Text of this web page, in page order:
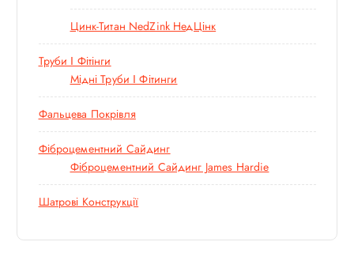
Цинк-Титан NedZink НедЦінк
Труби І Фітінги
Мідні Труби І Фітинги
Фальцева Покрівля
Фіброцементний Сайдинг
Фіброцементний Сайдинг James Hardie
Шатрові Конструкції